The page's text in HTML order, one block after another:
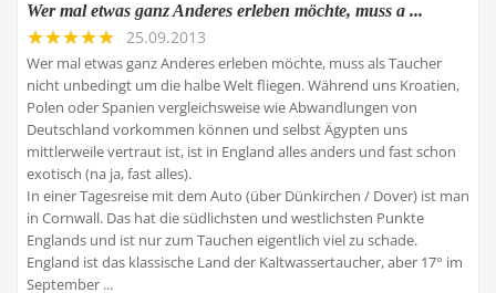
Wer mal etwas ganz Anderes erleben möchte, muss a ...
25.09.2013
Wer mal etwas ganz Anderes erleben möchte, muss als Taucher
nicht unbedingt um die halbe Welt fliegen. Während uns Kroatien,
Polen oder Spanien vergleichsweise wie Abwandlungen von
Deutschland vorkommen können und selbst Ägypten uns
mittlerweile vertraut ist, ist in England alles anders und fast schon
exotisch (na ja, fast alles).
In einer Tagesreise mit dem Auto (über Dünkirchen / Dover) ist man
in Cornwall. Das hat die südlichsten und westlichsten Punkte
Englands und ist nur zum Tauchen eigentlich viel zu schade.
England ist das klassische Land der Kaltwassertaucher, aber 17° im
September ...